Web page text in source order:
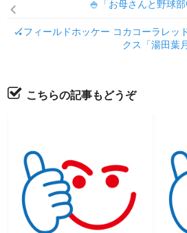
🍚「お母さんと野球部
🏑フィールドホッケー コカコーラレッ
クス「湯田葉
こちらの記事もどうぞ